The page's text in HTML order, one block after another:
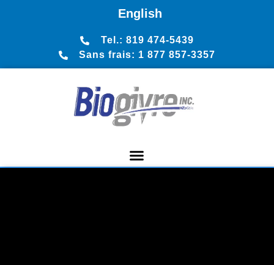
Tel.: 819 474-5439
Sans frais: 1 877 857-3357
English